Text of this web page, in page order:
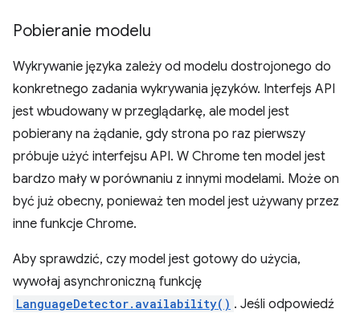
Pobieranie modelu
Wykrywanie języka zależy od modelu dostrojonego do
konkretnego zadania wykrywania języków. Interfejs API
jest wbudowany w przeglądarkę, ale model jest
pobierany na żądanie, gdy strona po raz pierwszy
próbuje użyć interfejsu API. W Chrome ten model jest
bardzo mały w porównaniu z innymi modelami. Może on
być już obecny, ponieważ ten model jest używany przez
inne funkcje Chrome.
Aby sprawdzić, czy model jest gotowy do użycia,
wywołaj asynchroniczną funkcję
LanguageDetector.availability() . Jeśli odpowiedź